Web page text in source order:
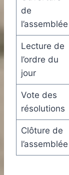
de
l’assemblée
Lecture de
l’ordre du
jour
Vote des
résolutions
Clôture de
l’assemblée